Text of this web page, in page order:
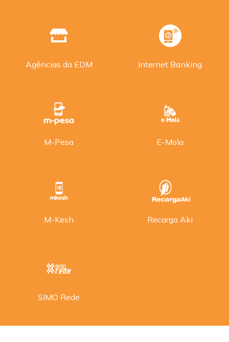
Agências da EDM Internet Banking
M-Pesa E-Mola
M-Kesh Recarga Aki
SIMO Rede